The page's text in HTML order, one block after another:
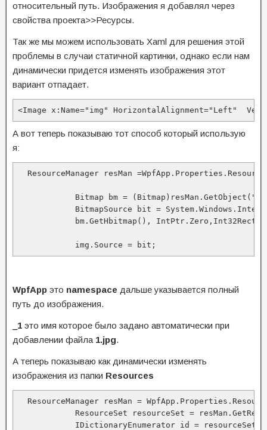
относительный путь. Изображения я добавлял через
свойства проекта>>Ресурсы.
Так же мы можем использовать Xaml для решения этой
проблемы в случаи статичной картинки, однако если нам
динамически придется изменять изображения этот
вариант отпадает.
<Image x:Name="img" HorizontalAlignment="Left"
А вот теперь показываю тот способ который использую
я:
ResourceManager resMan
Bitmap bm =
BitmapSource bit =
bm.GetHbitmap(),
            img.Source = bit;
WpfApp это namespace дальше указывается полный
путь до изображения.
_1 это имя которое было задано автоматически при
добавлении файла 1.jpg.
А теперь показываю как динамически изменять
изображения из папки Resources
ResourceManager resMan =
ResourceSet resourceSet =
IDictionaryEnumerator id =